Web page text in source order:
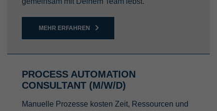
MEHR ERFAHREN
PROCESS AUTOMATION
CONSULTANT (M/W/D)
Manuelle Prozesse kosten Zeit, Ressourcen und